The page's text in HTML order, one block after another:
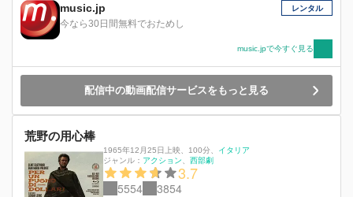
music.jp
今なら30日間無料でおためし
レンタル
music.jpで今すぐ見る
配信中の動画配信サービスをもっと見る
荒野の用心棒
1965年12月25日上映 100分
イタリア
ジャンル： アクション 西部劇
3.7
5554 3854